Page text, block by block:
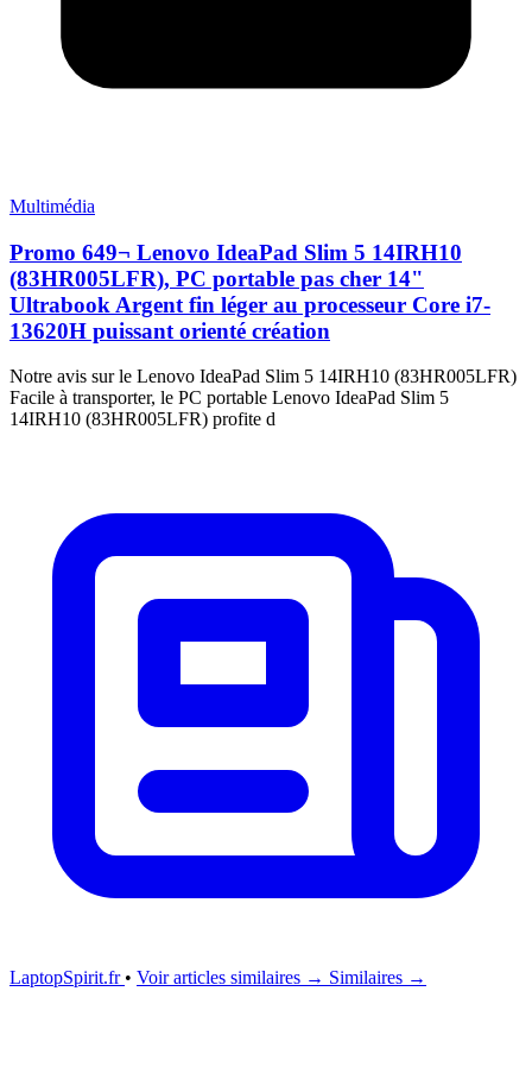
Multimédia
Promo 649¬ Lenovo IdeaPad Slim 5 14IRH10
(83HR005LFR), PC portable pas cher 14"
Ultrabook Argent fin léger au processeur Core i7-
13620H puissant orienté création
Notre avis sur le Lenovo IdeaPad Slim 5 14IRH10 (83HR005LFR)
Facile à transporter, le PC portable Lenovo IdeaPad Slim 5
14IRH10 (83HR005LFR) profite d
LaptopSpirit.fr • Voir articles similaires → Similaires →